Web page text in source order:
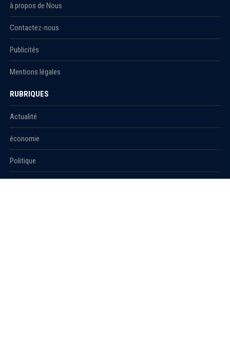
à propos de Nous
Contactez-nous
Publicités
Mentions légales
RUBRIQUES
Actualité
économie
Politique